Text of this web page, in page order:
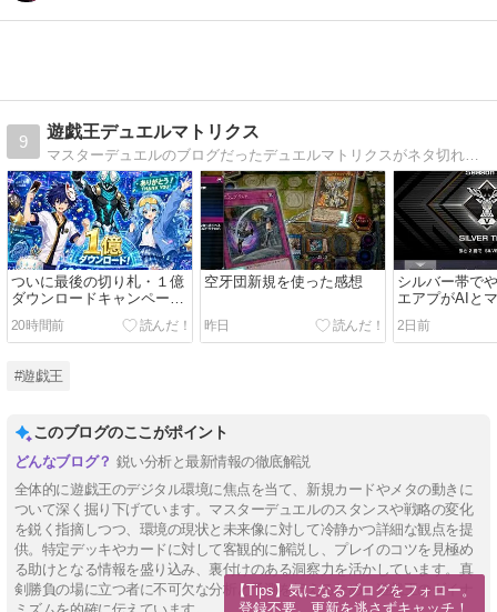
9
遊戯王デュエルマトリクス
マスターデュエルのブログだったデュエルマトリクスがネタ切れの果てにご本家である遊戯王にすり寄って進化の時を迎えました!!
ついに最後の切り札・１億
ダウンロードキャンペーン
がやってきた・・・が！
20時間前
空牙団新規を使った感想
昨日
シルバー帯で
エアプがAIと
エルの新パッ
2日前
#遊戯王
このブログのここがポイント
鋭い分析と最新情報の徹底解説
全体的に遊戯王のデジタル環境に焦点を当て、新規カードやメタの動きに
ついて深く掘り下げています。マスターデュエルのスタンスや戦略の変化
を鋭く指摘しつつ、環境の現状と未来像に対して冷静かつ詳細な観点を提
供。特定デッキやカードに対して客観的に解説し、プレイのコツを見極め
る助けとなる情報を盛り込み、裏付けのある洞察力を活かしています。真
剣勝負の場に立つ者に不可欠な分析と予測を伝えるため、遊戯王のダイナ
【Tips】気になるブログをフォロー。
登録不要。更新を逃さずキャッチ！